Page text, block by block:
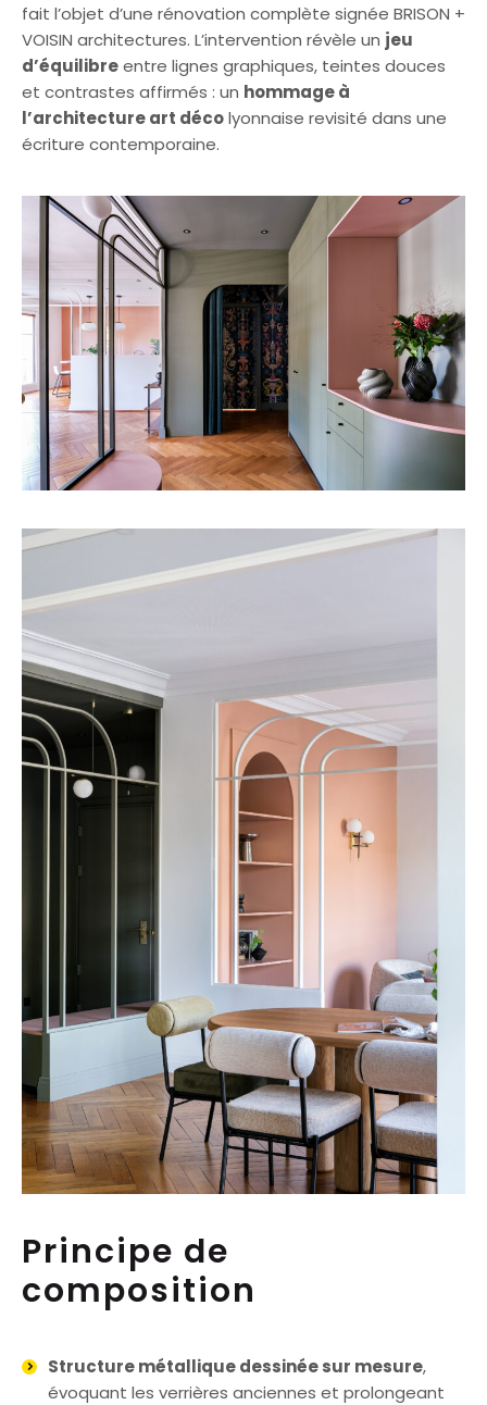
fait l’objet d’une rénovation complète signée BRISON +
VOISIN architectures. L’intervention révèle un jeu
d’équilibreentre lignes graphiques, teintes douces
et contrastes affirmés : un hommage à
l’architecture art décolyonnaise revisité dans une
écriture contemporaine.
Principe de
composition
Structure métallique dessinée sur mesure,
évoquant les verrières anciennes et prolongeant